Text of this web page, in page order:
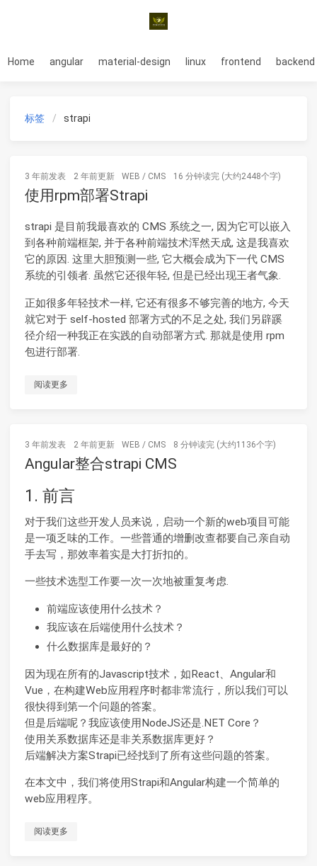
Home angular material-design linux frontend backend
标签 strapi
3 年前发表 2 年前更新 WEB / CMS 16 分钟读完 (大约2448个字)
使用rpm部署Strapi
strapi 是目前我最喜欢的 CMS 系统之一, 因为它可以嵌入
到各种前端框架, 并于各种前端技术浑然天成, 这是我喜欢
它的原因. 这里大胆预测一些, 它大概会成为下一代 CMS
系统的引领者. 虽然它还很年轻, 但是已经出现王者气象.
正如很多年轻技术一样, 它还有很多不够完善的地方, 今天
就它对于 self-hosted 部署方式的不足之处, 我们另辟蹊
径介绍一种我正在实践的自动部署方式. 那就是使用 rpm
包进行部署.
阅读更多
3 年前发表 2 年前更新 WEB / CMS 8 分钟读完 (大约1136个字)
Angular整合strapi CMS
1. 前言
对于我们这些开发人员来说，启动一个新的web项目可能
是一项乏味的工作。一些普通的增删改查都要自己亲自动
手去写，那效率着实是大打折扣的。
一些技术选型工作要一次一次地被重复考虑.
前端应该使用什么技术？
我应该在后端使用什么技术？
什么数据库是最好的？
因为现在所有的Javascript技术，如React、Angular和
Vue，在构建Web应用程序时都非常流行，所以我们可以
很快得到第一个问题的答案。
但是后端呢？我应该使用NodeJS还是.NET Core？
使用关系数据库还是非关系数据库更好？
后端解决方案Strapi已经找到了所有这些问题的答案。
在本文中，我们将使用Strapi和Angular构建一个简单的
web应用程序。
阅读更多